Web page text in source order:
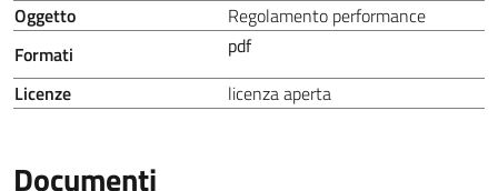
Oggetto
Regolamento performance
Formati
pdf
Licenze
licenza aperta
Documenti